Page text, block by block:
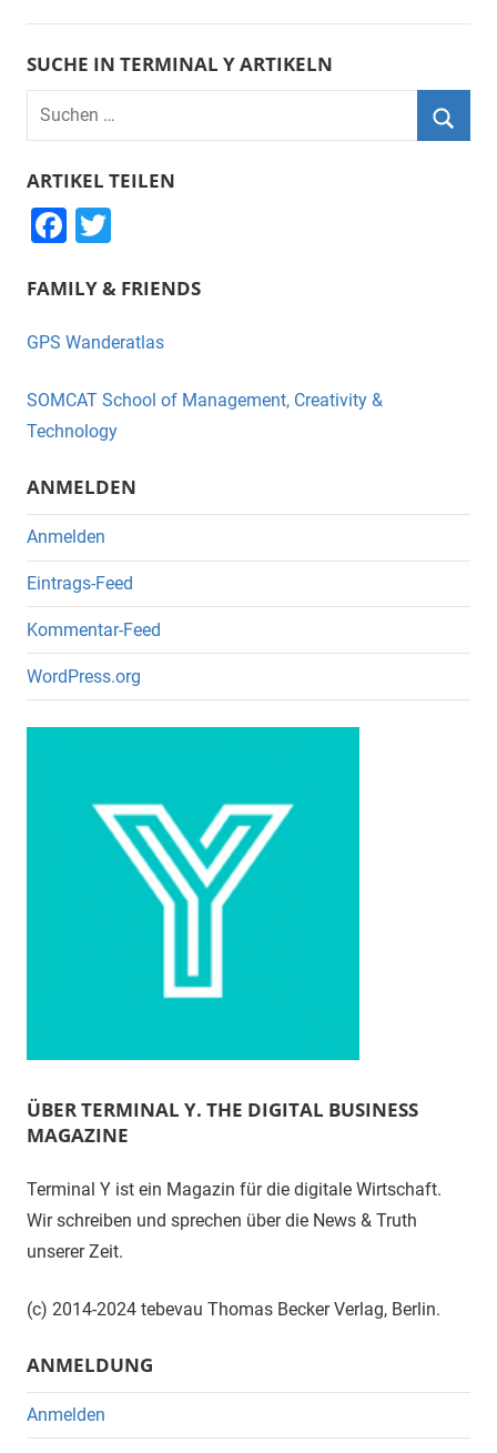
SUCHE IN TERMINAL Y ARTIKELN
Suchen
nach:
ARTIKEL TEILEN
F
c
e
o
o
k
tt
er
FAMILY & FRIENDS
GPS Wanderatlas
SOMCAT School of Management, Creativity &
Technology
ANMELDEN
Anmelden
Eintrags-Feed
Kommentar-Feed
WordPress.org
ÜBER TERMINAL Y. THE DIGITAL BUSINESS
MAGAZINE
Terminal Y ist ein Magazin für die digitale Wirtschaft.
Wir schreiben und sprechen über die News & Truth
unserer Zeit.
(c) 2014-2024 tebevau Thomas Becker Verlag, Berlin.
ANMELDUNG
Anmelden